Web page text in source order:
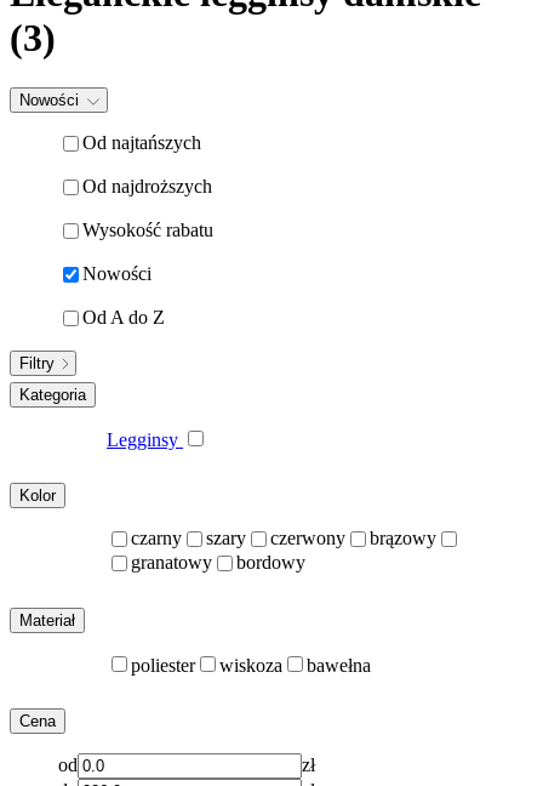
(3)
Nowości
Od najtańszych
Od najdroższych
Wysokość rabatu
Nowości
Od A do Z
Filtry
Kategoria
Legginsy
Kolor
czarny szary czerwony
brązowy
granatowy
bordowy
Materiał
poliester wiskoza bawełna
Cena
od
zł